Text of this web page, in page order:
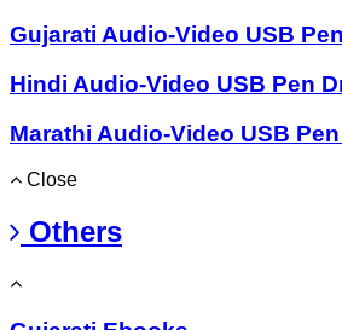
Gujarati Audio-Video USB
Hindi Audio-Video USB Pen
Marathi Audio-Video USB
Close
Others